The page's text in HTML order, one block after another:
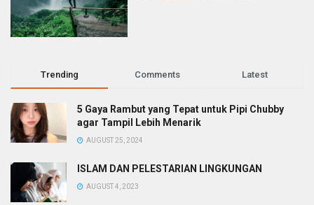
Trending Comments Latest
5 Gaya Rambut yang Tepat untuk Pipi Chubby
agar Tampil Lebih Menarik
AUGUST 25, 2024
ISLAM DAN PELESTARIAN LINGKUNGAN
AUGUST 4, 2023